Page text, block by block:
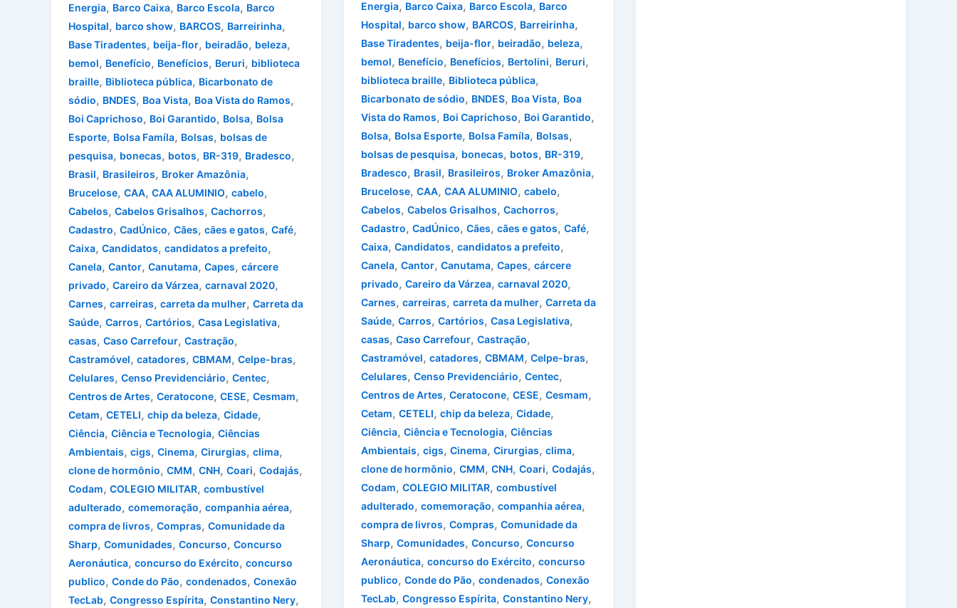
Energia, Barco Caixa, Barco Escola, Barco
Hospital, barco show, BARCOS, Barreirinha,
Base Tiradentes, beija-flor, beiradão, beleza,
bemol, Benefício, Benefícios, Beruri, biblioteca
braille, Biblioteca pública, Bicarbonato de
sódio, BNDES, Boa Vista, Boa Vista do Ramos,
Boi Caprichoso, Boi Garantido, Bolsa, Bolsa
Esporte, Bolsa Famíla, Bolsas, bolsas de
pesquisa, bonecas, botos, BR-319, Bradesco,
Brasil, Brasileiros, Broker Amazônia,
Brucelose, CAA, CAA ALUMINIO, cabelo,
Cabelos, Cabelos Grisalhos, Cachorros,
Cadastro, CadÚnico, Cães, cães e gatos, Café,
Caixa, Candidatos, candidatos a prefeito,
Canela, Cantor, Canutama, Capes, cárcere
privado, Careiro da Várzea, carnaval 2020,
Carnes, carreiras, carreta da mulher, Carreta da
Saúde, Carros, Cartórios, Casa Legislativa,
casas, Caso Carrefour, Castração,
Castramóvel, catadores, CBMAM, Celpe-bras,
Celulares, Censo Previdenciário, Centec,
Centros de Artes, Ceratocone, CESE, Cesmam,
Cetam, CETELI, chip da beleza, Cidade,
Ciência, Ciência e Tecnologia, Ciências
Ambientais, cigs, Cinema, Cirurgias, clima,
clone de hormônio, CMM, CNH, Coari, Codajás,
Codam, COLEGIO MILITAR, combustível
adulterado, comemoração, companhia aérea,
compra de livros, Compras, Comunidade da
Sharp, Comunidades, Concurso, Concurso
Aeronáutica, concurso do Exército, concurso
publico, Conde do Pão, condenados, Conexão
TecLab, Congresso Espírita, Constantino Nery,
Energia, Barco Caixa, Barco Escola, Barco
Hospital, barco show, BARCOS, Barreirinha,
Base Tiradentes, beija-flor, beiradão, beleza,
bemol, Benefício, Benefícios, Bertolini, Beruri,
biblioteca braille, Biblioteca pública,
Bicarbonato de sódio, BNDES, Boa Vista, Boa
Vista do Ramos, Boi Caprichoso, Boi Garantido,
Bolsa, Bolsa Esporte, Bolsa Famíla, Bolsas,
bolsas de pesquisa, bonecas, botos, BR-319,
Bradesco, Brasil, Brasileiros, Broker Amazônia,
Brucelose, CAA, CAA ALUMINIO, cabelo,
Cabelos, Cabelos Grisalhos, Cachorros,
Cadastro, CadÚnico, Cães, cães e gatos, Café,
Caixa, Candidatos, candidatos a prefeito,
Canela, Cantor, Canutama, Capes, cárcere
privado, Careiro da Várzea, carnaval 2020,
Carnes, carreiras, carreta da mulher, Carreta da
Saúde, Carros, Cartórios, Casa Legislativa,
casas, Caso Carrefour, Castração,
Castramóvel, catadores, CBMAM, Celpe-bras,
Celulares, Censo Previdenciário, Centec,
Centros de Artes, Ceratocone, CESE, Cesmam,
Cetam, CETELI, chip da beleza, Cidade,
Ciência, Ciência e Tecnologia, Ciências
Ambientais, cigs, Cinema, Cirurgias, clima,
clone de hormônio, CMM, CNH, Coari, Codajás,
Codam, COLEGIO MILITAR, combustível
adulterado, comemoração, companhia aérea,
compra de livros, Compras, Comunidade da
Sharp, Comunidades, Concurso, Concurso
Aeronáutica, concurso do Exército, concurso
publico, Conde do Pão, condenados, Conexão
TecLab, Congresso Espírita, Constantino Nery,